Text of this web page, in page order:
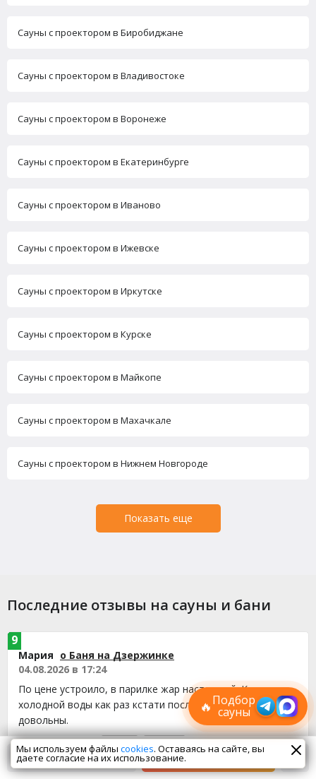
Сауны с проектором в Биробиджане
Сауны с проектором в Владивостоке
Сауны с проектором в Воронеже
Сауны с проектором в Екатеринбурге
Сауны с проектором в Иваново
Сауны с проектором в Ижевске
Сауны с проектором в Иркутске
Сауны с проектором в Курске
Сауны с проектором в Майкопе
Сауны с проектором в Махачкале
Сауны с проектором в Нижнем Новгороде
Показать еще
Последние отзывы на сауны и бани
Мария о Баня на Дзержинке
04.08.2026 в 17:24
По цене устроило, в парилке жар настоящий. Купель
холодной воды как раз кстати после захода, остались
довольны.
Полезный отзыв? Да(0) Нет(0)
9
9
Спецпредложения Сейчас смотрят
🔥Подбор
сауны
спецпредложения
Подписывайтесь в Telegram или MAX —
пришлём свежие скидки
Мы используем файлы cookies. Оставаясь на сайте, вы
даете согласие на их использование.